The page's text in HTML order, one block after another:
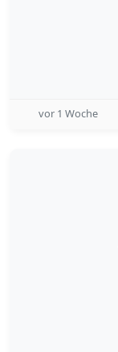
vor 1 Woche